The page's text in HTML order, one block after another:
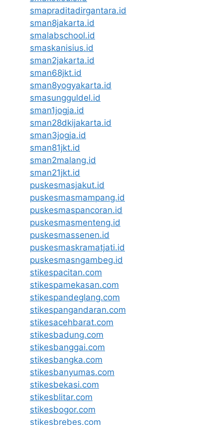
smapraditadirgantara.id
sman8jakarta.id
smalabschool.id
smaskanisius.id
sman2jakarta.id
sman68jkt.id
sman8yogyakarta.id
smasungguldel.id
sman1jogja.id
sman28dkijakarta.id
sman3jogja.id
sman81jkt.id
sman2malang.id
sman21jkt.id
puskesmasjakut.id
puskesmasmampang.id
puskesmaspancoran.id
puskesmasmenteng.id
puskesmassenen.id
puskesmaskramatjati.id
puskesmasngambeg.id
stikespacitan.com
stikespamekasan.com
stikespandeglang.com
stikespangandaran.com
stikesacehbarat.com
stikesbadung.com
stikesbanggai.com
stikesbangka.com
stikesbanyumas.com
stikesbekasi.com
stikesblitar.com
stikesbogor.com
stikesbrebes.com